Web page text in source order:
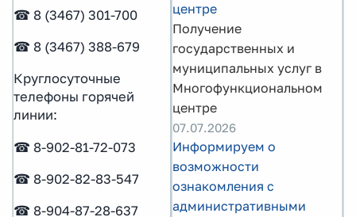
☎ 8 (3467) 301-700
☎ 8 (3467) 388-679
Круглосуточные
телефоны горячей
линии:
☎ 8-902-81-72-073
☎ 8-902-82-83-547
☎ 8-904-87-28-637
центре
Получение
государственных и
муниципальных услуг в
Многофункциональном
центре
07.07.2026
Информируем о
возможности
ознакомления с
административными